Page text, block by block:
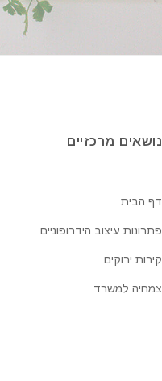
נושאים מרכזיים
דף הבית
פתרונות עיצוב הידרופוניים
קירות ירוקים
צמחיה למשרד